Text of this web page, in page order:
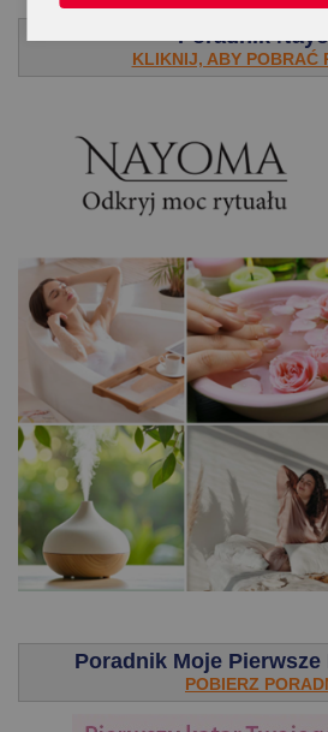
Poradnik
KLIKNIJ, ABY POBRAĆ
Poradnik Moje Pierwsze
POBIERZ